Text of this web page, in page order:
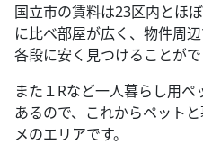
国立市の賃料は23区内とほ
に比べ部屋が広く、物件周
各段に安く見つけることがで
また１Rなど一人暮らし用
あるので、これからペット
メのエリアです。